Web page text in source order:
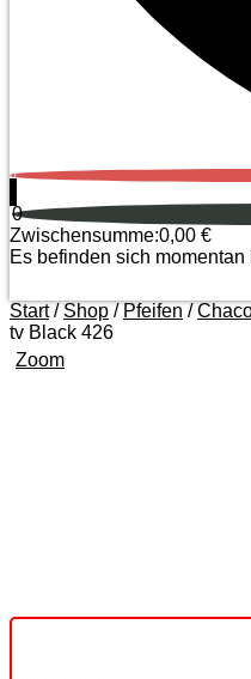
0
0
Zwischensumme:0,00 €
Es befinden sich
Start/ Shop / Pfeifen /
tv Black 426
Zoom